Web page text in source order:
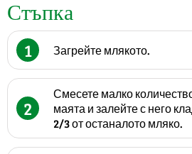
Стъпка
1
Загрейте млякото.
2
Смесете малко
маята и залейте с него
2/3 от останалото мляко.